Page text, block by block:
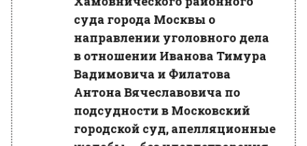
суда города Москвы о
направлении уголовного дела
в отношении Иванова Тимура
Вадимовича и Филатова
Антона Вячеславовича по
подсудности в Московский
городской суд, апелляционные